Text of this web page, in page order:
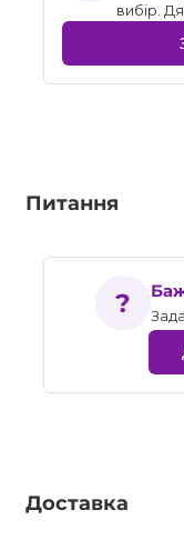
вибір.
Питання
Доставка